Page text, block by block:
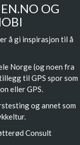
OG
å gi inspirasjon til å
Norge (og noen fra
til GPS spor som
eller GPS.
og annet som
Consult